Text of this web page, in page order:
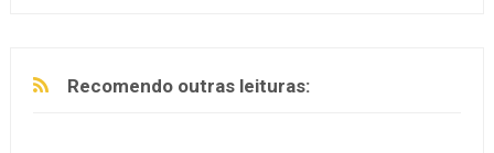
Recomendo outras leituras: